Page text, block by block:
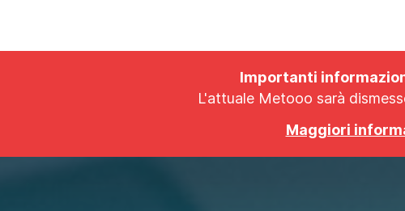
Importanti
L'attuale Metooo sarà
Maggiori